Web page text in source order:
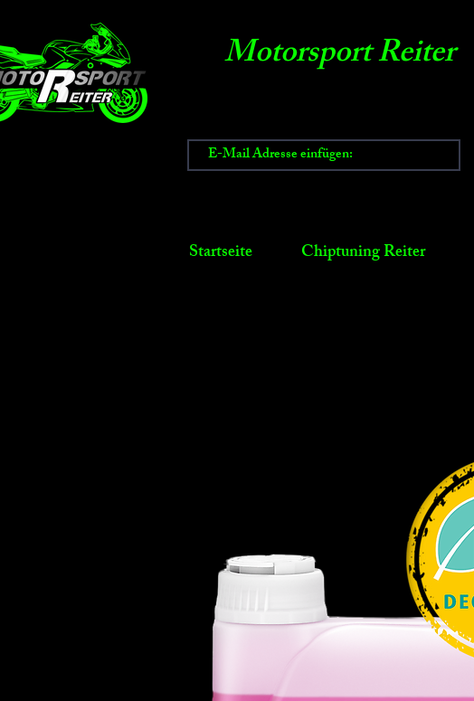
Motorsport Reiter
Startseite Chiptuning Reiter